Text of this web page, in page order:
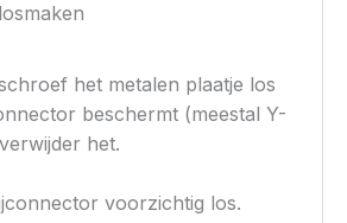
het metalen plaatje los
beschermt (meestal Y-
het.
voorzichtig los.